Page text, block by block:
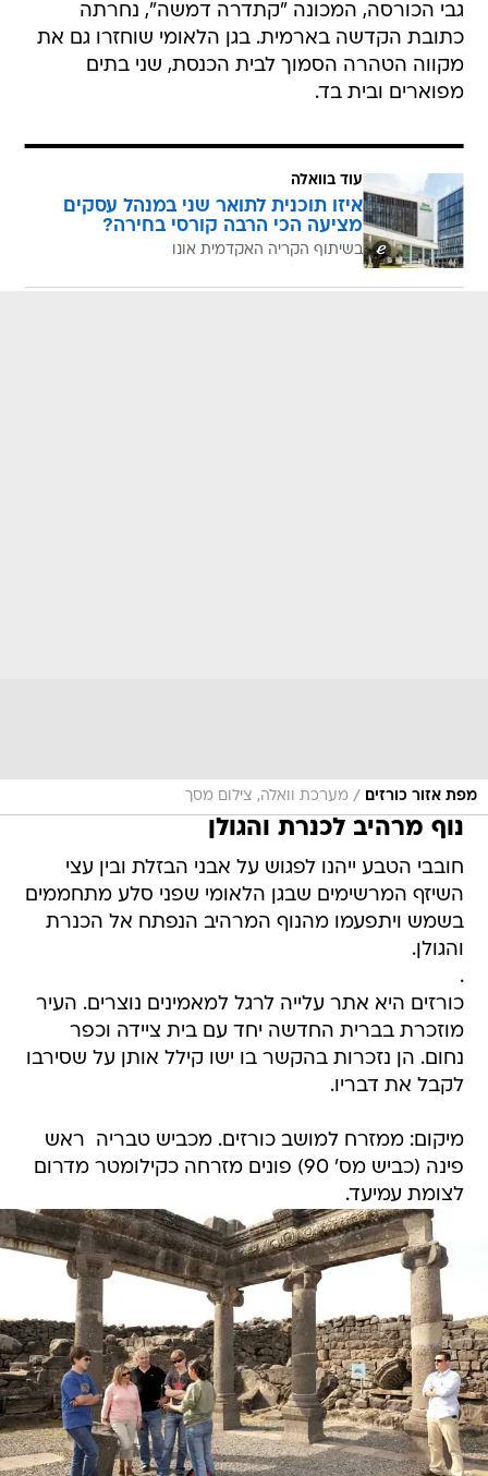
גבי הכורסה, המכונה "קתדרה דמשה", נחרתה
כתובת הקדשה בארמית. בגן הלאומי שוחזרו גם את
מקווה הטהרה הסמוך לבית הכנסת, שני בתים
מפוארים ובית בד.
עוד בוואלה
איזו תוכנית לתואר שני במנהל עסקים
מציעה הכי הרבה קורסי בחירה?
בשיתוף הקריה האקדמית אונו
מפת אזור כורזים / מערכת וואלה, צילום מסך
נוף מרהיב לכנרת והגולן
חובבי הטבע ייהנו לפגוש על אבני הבזלת ובין עצי
השיזף המרשימים שבגן הלאומי שפני סלע מתחממים
בשמש ויתפעמו מהנוף המרהיב הנפתח אל הכנרת
והגולן.
.
כורזים היא אתר עלייה לרגל למאמינים נוצרים. העיר
מוזכרת בברית החדשה יחד עם בית ציידה וכפר
נחום. הן נזכרות בהקשר בו ישו קילל אותן על שסירבו
לקבל את דבריו.
מיקום: ממזרח למושב כורזים. מכביש טבריה  ראש
פינה (כביש מס' 90) פונים מזרחה כקילומטר מדרום
לצומת עמיעד.